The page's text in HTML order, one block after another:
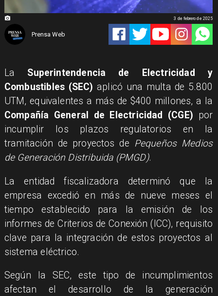
Prensa Web
3 de febrero de 2025
La Superintendencia de Electricidad y
Combustibles (SEC) aplicó una multa de 5.800
UTM, equivalentes a más de $400 millones, a la
Compañía General de Electricidad (CGE) por
incumplir los plazos regulatorios en la
tramitación de proyectos de Pequeños Medios
de Generación Distribuida (PMGD).
La entidad fiscalizadora determinó que la
empresa excedió en más de nueve meses el
tiempo establecido para la emisión de los
informes de Criterios de Conexión (ICC), requisito
clave para la integración de estos proyectos al
sistema eléctrico.
Según la SEC, este tipo de incumplimientos
afectan el desarrollo de la generación